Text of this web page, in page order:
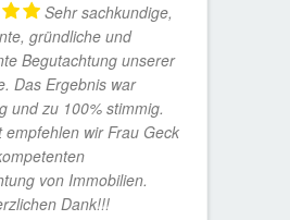
Sehr sachkundige,
gründliche und
Begutachtung unserer
Das Ergebnis war
und zu 100% stimmig.
empfehlen wir Frau Geck
von Immobilien.
Dank!!!